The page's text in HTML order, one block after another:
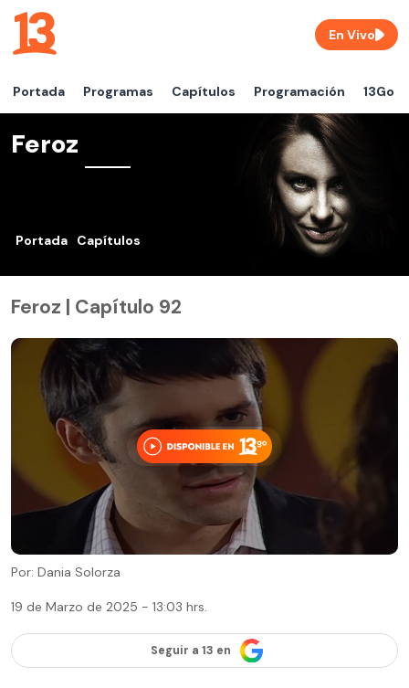
Portada Programas Capítulos Programación 13Go
En Vivo
Feroz
Portada Capítulos
Feroz | Capítulo 92
Por: Dania Solorza
19 de Marzo de 2025 - 13:03 hrs.
Seguir a 13 en